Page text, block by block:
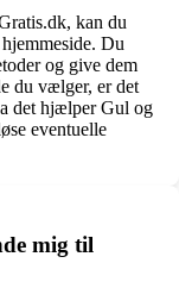
kan du
Du
og give dem
du vælger, er det
det hjælper Gul og
eventuelle
mig til